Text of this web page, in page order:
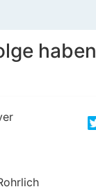
haben